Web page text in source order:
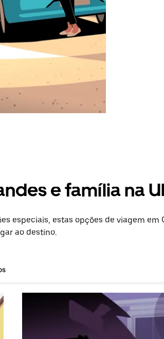
e família na
especiais, estas opções de viagem em
ao destino.